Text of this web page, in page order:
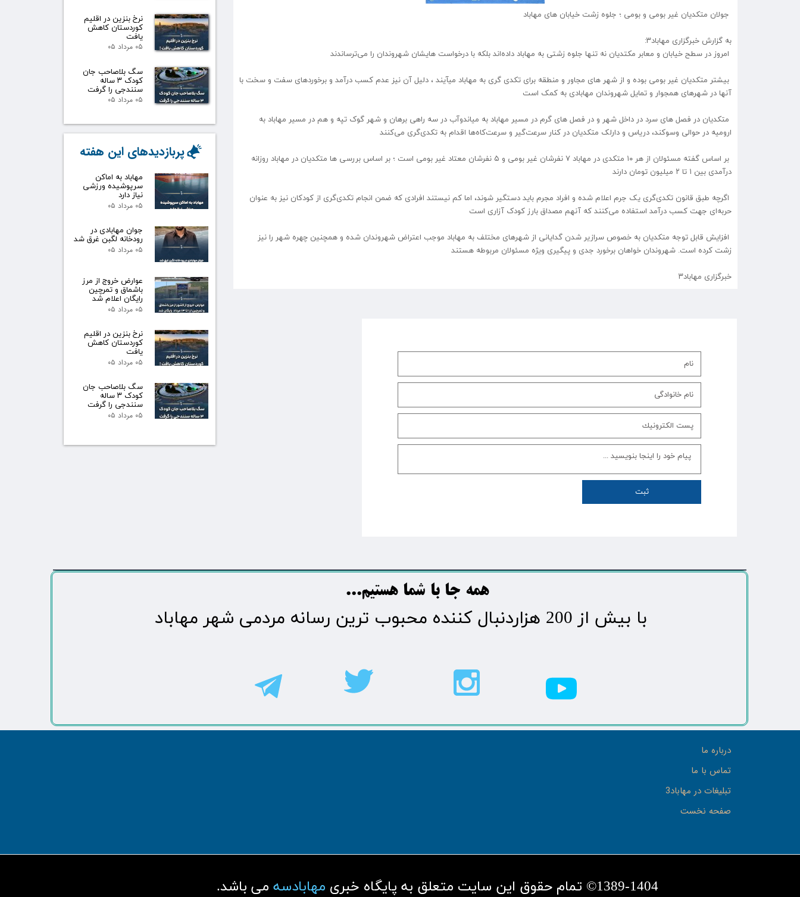
‍ جولان متکدیان غیر بومی و بومی ؛ جلوه زشت خیابان های مهاباد
به گزارش خبرگزاری مهاباد۳:
امروز در سطح خیابان و معابر مکتدیان نه تنها جلوه زشتی به مهاباد داده‌اند بلکه با درخواست هایشان شهروندان را می‌ترساندند
بیشتر متکدیان غیر بومی بوده و از شهر های مجاور و منطقه برای تکدی گری به مهاباد میآیند ، دلیل آن نیز عدم کسب درآمد و برخوردهای سفت و سخت با
آنها در شهرهای همجوار و تمایل شهروندان مهابادی به کمک است
متکدیان در فصل های سرد در داخل شهر و در فصل های گرم در مسیر مهاباد به میاندوآب در سه راهی برهان و شهر گوک تپه و هم در مسیر مهاباد به
ارومیه در حوالی وسوکند، دریاس و دارلک متکدیان در کنار سرعت‌گیر و سرعت‌کاه‌ها اقدام به تکدی‌گری می‌کنند
بر اساس گفته مسئولان از هر ۱۰ متکدی در مهاباد ۷ نفرشان غیر بومی و ۵ نفرشان معتاد غیر بومی است ؛ بر اساس بررسی‌ ها متکدیان در مهاباد روزانه
درآمدی بین ۱ تا ۲ میلیون تومان دارند
اگرچه طبق قانون تکدی‌گری یک جرم اعلام شده و افراد مجرم باید دستگیر شوند، اما کم نیستند افرادی که ضمن انجام تکدی‌گری از کودکان نیز به عنوان
حربه‌ای جهت کسب درآمد استفاده می‌کنند که آنهم مصداق بارز کودک آزاری است
افزایش قابل توجه متکدیان به خصوص سرازیر شدن گدایانی از شهرهای مختلف به مهاباد موجب اعتراض شهروندان شده و همچنین چهره شهر را نیز
زشت کرده است. شهروندان خواهان برخورد جدی و پیگیری ویژه مسئولان مربوطه هستند
خبرگزاری مهاباد۳
نرخ بنزین در اقلیم
کوردستان کاهش
یافت
۰۵ مرداد ۰۵
سگ بلاصاحب جان
کودک ۳ ساله
سنندجی را گرفت
۰۵ مرداد ۰۵
مهاباد به اماکن
سرپوشیده ورزشی
نیاز دارد
۰۵ مرداد ۰۵
جوان مهابادی در
رودخانه لگبن غرق شد
۰۵ مرداد ۰۵
عوارض خروج از مرز
باشماق و تمرچین
رایگان اعلام شد
۰۵ مرداد ۰۵
نرخ بنزین در اقلیم
کوردستان کاهش
یافت
۰۵ مرداد ۰۵
سگ بلاصاحب جان
کودک ۳ ساله
سنندجی را گرفت
۰۵ مرداد ۰۵
پربازدیدهای این هفته
ثبت
1389-1404© تمام حقوق این سایت متعلق به پایگاه خبری مهابادسه می باشد.
درباره ما
تماس با ما
تبلیغات در مهاباد3
صفحه نخست
​​​همه جا با شما هستیم...​​​​​​​​​​​​​​
​با بیش از 200 هزاردنبال کننده محبوب ترین رسانه مردمی شهر مهاباد​​​​​​​​​​​​​​